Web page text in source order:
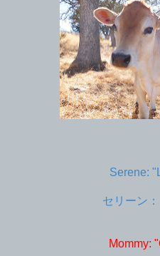
Serene:
セリーン：
Mommy: